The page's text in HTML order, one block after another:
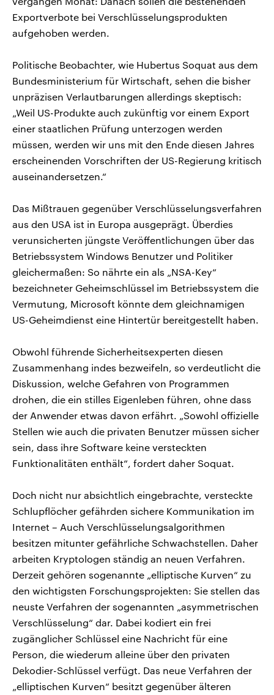
Exportverbote bei Verschlüsselungsprodukten
aufgehoben werden.
Politische Beobachter, wie Hubertus Soquat aus dem
Bundesministerium für Wirtschaft, sehen die bisher
unpräzisen Verlautbarungen allerdings skeptisch:
„Weil US-Produkte auch zukünftig vor einem Export
einer staatlichen Prüfung unterzogen werden
müssen, werden wir uns mit den Ende diesen Jahres
erscheinenden Vorschriften der US-Regierung kritisch
auseinandersetzen.“
Das Mißtrauen gegenüber Verschlüsselungsverfahren
aus den USA ist in Europa ausgeprägt. Überdies
verunsicherten jüngste Veröffentlichungen über das
Betriebssystem Windows Benutzer und Politiker
gleichermaßen: So nährte ein als „NSA-Key“
bezeichneter Geheimschlüssel im Betriebssystem die
Vermutung, Microsoft könnte dem gleichnamigen
US-Geheimdienst eine Hintertür bereitgestellt haben.
Obwohl führende Sicherheitsexperten diesen
Zusammenhang indes bezweifeln, so verdeutlicht die
Diskussion, welche Gefahren von Programmen
drohen, die ein stilles Eigenleben führen, ohne dass
der Anwender etwas davon erfährt. „Sowohl offizielle
Stellen wie auch die privaten Benutzer müssen sicher
sein, dass ihre Software keine versteckten
Funktionalitäten enthält“, fordert daher Soquat.
Doch nicht nur absichtlich eingebrachte, versteckte
Schlupflöcher gefährden sichere Kommunikation im
Internet – Auch Verschlüsselungsalgorithmen
besitzen mitunter gefährliche Schwachstellen. Daher
arbeiten Kryptologen ständig an neuen Verfahren.
Derzeit gehören sogenannte „elliptische Kurven“ zu
den wichtigsten Forschungsprojekten: Sie stellen das
neuste Verfahren der sogenannten „asymmetrischen
Verschlüsselung“ dar. Dabei kodiert ein frei
zugänglicher Schlüssel eine Nachricht für eine
Person, die wiederum alleine über den privaten
Dekodier-Schlüssel verfügt. Das neue Verfahren der
„elliptischen Kurven“ besitzt gegenüber älteren